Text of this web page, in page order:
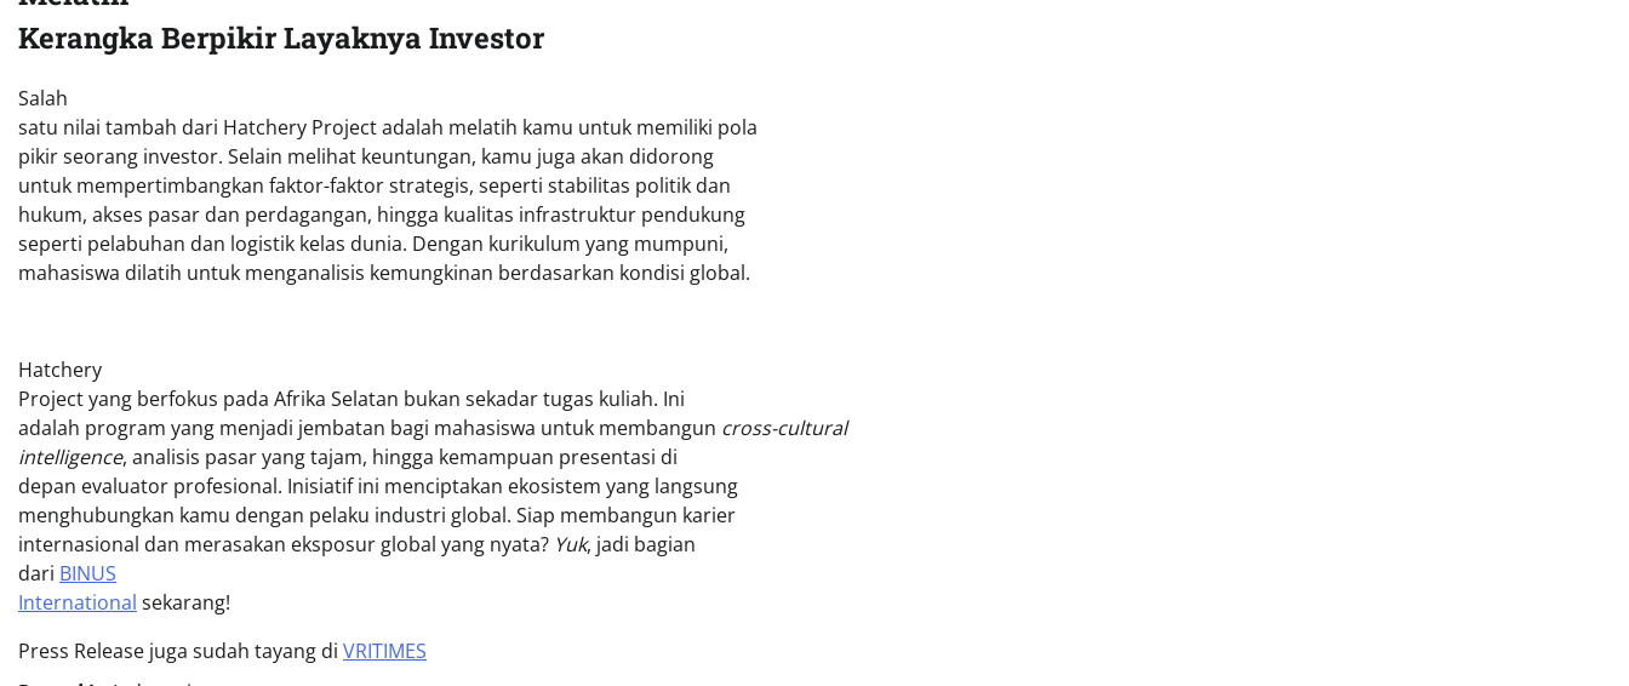
Kerangka Berpikir Layaknya Investor
Salah
satu nilai tambah dari Hatchery Project adalah melatih kamu untuk memiliki pola
pikir seorang investor. Selain melihat keuntungan, kamu juga akan didorong
untuk mempertimbangkan faktor-faktor strategis, seperti stabilitas politik dan
hukum, akses pasar dan perdagangan, hingga kualitas infrastruktur pendukung
seperti pelabuhan dan logistik kelas dunia. Dengan kurikulum yang mumpuni,
mahasiswa dilatih untuk menganalisis kemungkinan berdasarkan kondisi global.
Hatchery
Project yang berfokus pada Afrika Selatan bukan sekadar tugas kuliah. Ini
adalah program yang menjadi jembatan bagi mahasiswa untuk membangun cross-cultural
intelligence, analisis pasar yang tajam, hingga kemampuan presentasi di
depan evaluator profesional. Inisiatif ini menciptakan ekosistem yang langsung
menghubungkan kamu dengan pelaku industri global. Siap membangun karier
internasional dan merasakan eksposur global yang nyata? Yuk, jadi bagian
dari BINUS
International sekarang!
Press Release juga sudah tayang di VRITIMES